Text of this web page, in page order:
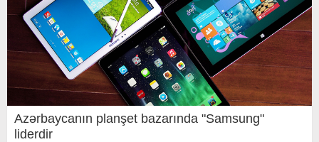
Azərbaycanın planşet bazarında "Samsung"
liderdir